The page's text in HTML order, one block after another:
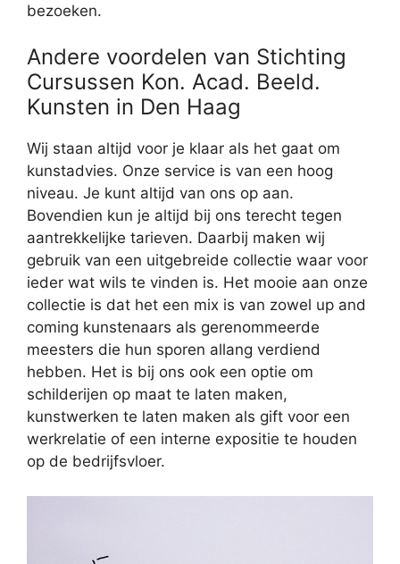
bezoeken.
Andere voordelen van Stichting
Cursussen Kon. Acad. Beeld.
Kunsten in Den Haag
Wij staan altijd voor je klaar als het gaat om
kunstadvies. Onze service is van een hoog
niveau. Je kunt altijd van ons op aan.
Bovendien kun je altijd bij ons terecht tegen
aantrekkelijke tarieven. Daarbij maken wij
gebruik van een uitgebreide collectie waar voor
ieder wat wils te vinden is. Het mooie aan onze
collectie is dat het een mix is van zowel up and
coming kunstenaars als gerenommeerde
meesters die hun sporen allang verdiend
hebben. Het is bij ons ook een optie om
schilderijen op maat te laten maken,
kunstwerken te laten maken als gift voor een
werkrelatie of een interne expositie te houden
op de bedrijfsvloer.